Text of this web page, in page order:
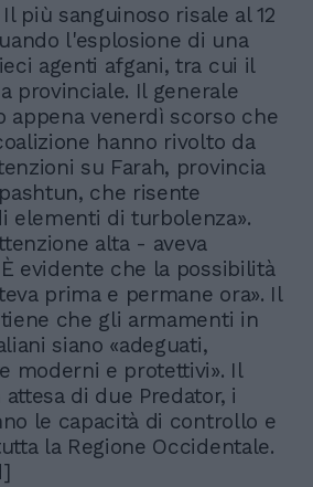
più sanguinoso risale al 12
l'esplosione di una
agenti afgani, tra cui il
provinciale. Il generale
appena venerdì scorso che
hanno rivolto da
su Farah, provincia
che risente
elementi di turbolenza».
alta - aveva
evidente che la possibilità
prima e permane ora». Il
che gli armamenti in
siano «adeguati,
moderni e protettivi». Il
di due Predator, i
le capacità di controllo e
la Regione Occidentale.